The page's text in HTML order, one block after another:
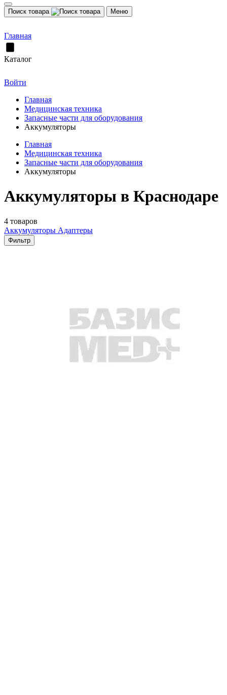
Поиск товара Меню
Главная
Каталог
Войти
Главная
Медицинская техника
Запасные части для оборудования
Аккумуляторы
Главная
Медицинская техника
Запасные части для оборудования
Аккумуляторы
Аккумуляторы в Краснодаре
4 товаров
Аккумуляторы Адаптеры
Фильтр